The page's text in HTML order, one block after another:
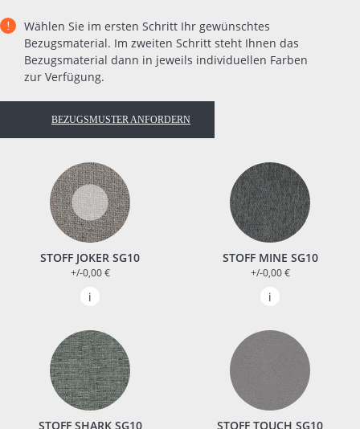
Wählen Sie im ersten Schritt Ihr gewünschtes
Bezugsmaterial. Im zweiten Schritt steht Ihnen das
Bezugsmaterial dann in jeweils individuellen Farben
zur Verfügung.
BEZUGSMUSTER ANFORDERN
STOFF JOKER SG10
+/-0,00 €
STOFF MINE SG10
+/-0,00 €
STOFF SHARK SG10 STOFF TOUCH SG10